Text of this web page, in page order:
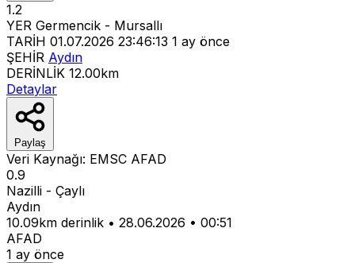
1.2
YER Germencik - Mursallı
TARİH 01.07.2026 23:46:13 1 ay önce
ŞEHİR Aydın
DERİNLİK 12.00km
Detaylar
Paylaş
Veri Kaynağı: EMSC AFAD
0.9
Nazilli - Çaylı
Aydın
10.09km derinlik • 28.06.2026 • 00:51
AFAD
1 ay önce